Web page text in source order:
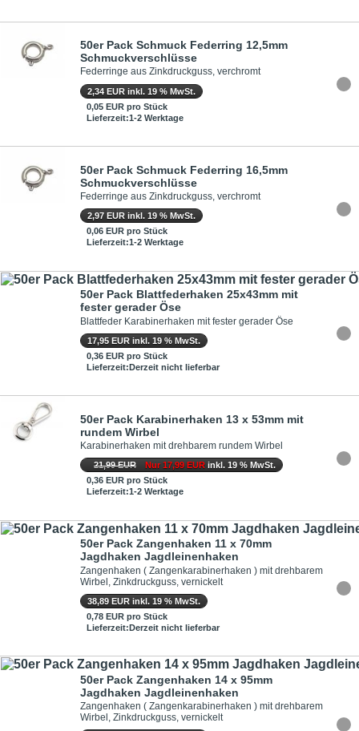
50er Pack Schmuck Federring 12,5mm
Schmuckverschlüsse
Federringe aus Zinkdruckguss, verchromt
2,34 EUR inkl. 19 % MwSt.
0,05 EUR pro Stück
Lieferzeit:1-2 Werktage
50er Pack Schmuck Federring 16,5mm
Schmuckverschlüsse
Federringe aus Zinkdruckguss, verchromt
2,97 EUR inkl. 19 % MwSt.
0,06 EUR pro Stück
Lieferzeit:1-2 Werktage
50er Pack Blattfederhaken 25x43mm mit
fester gerader Öse
Blattfeder Karabinerhaken mit fester gerader Öse
17,95 EUR inkl. 19 % MwSt.
0,36 EUR pro Stück
Lieferzeit:Derzeit nicht lieferbar
50er Pack Karabinerhaken 13 x 53mm mit
rundem Wirbel
Karabinerhaken mit drehbarem rundem Wirbel
21,99 EUR Nur 17,99 EUR inkl. 19 % MwSt.
0,36 EUR pro Stück
Lieferzeit:1-2 Werktage
50er Pack Zangenhaken 11 x 70mm
Jagdhaken Jagdleinenhaken
Zangenhaken ( Zangenkarabinerhaken ) mit drehbarem
Wirbel, Zinkdruckguss, vernickelt
38,89 EUR inkl. 19 % MwSt.
0,78 EUR pro Stück
Lieferzeit:Derzeit nicht lieferbar
50er Pack Zangenhaken 14 x 95mm
Jagdhaken Jagdleinenhaken
Zangenhaken ( Zangenkarabinerhaken ) mit drehbarem
Wirbel, Zinkdruckguss, vernickelt